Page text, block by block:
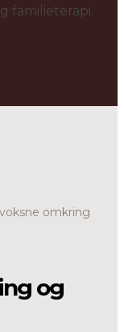
familieterapi.
omkring
og